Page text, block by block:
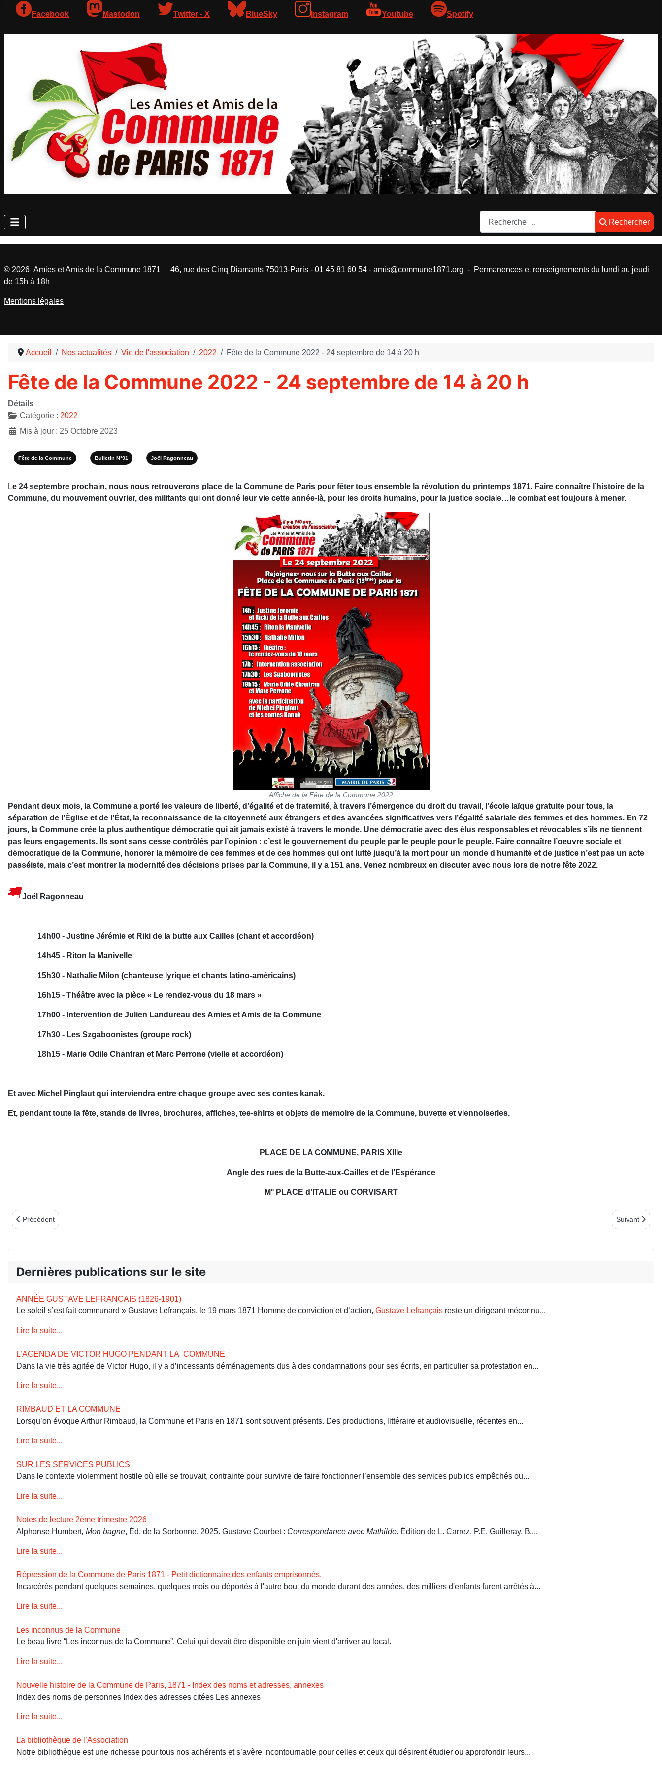
Facebook Mastodon Twitter - X BlueSky Instagram Youtube Spotify
Rechercher
Rechercher
Accueil Nos actualités Vie de l'association 2022 Fête de la Commune 2022 - 24 septembre de 14 à 20 h
Fête de la Commune 2022 - 24 septembre de 14 à 20 h
Détails
Catégorie : 2022
Mis à jour : 25 Octobre 2023
Fête de la Commune Bulletin N°91 Joël Ragonneau
Le 24 septembre prochain, nous nous retrouverons place de la Commune de Paris pour fêter tous ensemble la révolution du printemps 1871. Faire connaître l’histoire de la
Commune, du mouvement ouvrier, des militants qui ont donné leur vie cette année-là, pour les droits humains, pour la justice sociale…le combat est toujours à mener.
Affiche de la Fête de la Commune 2022
Pendant deux mois, la Commune a porté les valeurs de liberté, d’égalité et de fraternité, à travers l’émer­gence du droit du travail, l’école laïque gratuite pour tous, la
séparation de l’Église et de l’État, la reconnaissance de la citoyenneté aux étrangers et des avancées significatives vers l’égalité salariale des femmes et des hommes. En 72
jours, la Commune crée la plus authentique démocratie qui ait jamais existé à travers le monde. Une démocratie avec des élus responsables et révocables s’ils ne tiennent
pas leurs engagements. Ils sont sans cesse contrôlés par l’opinion : c’est le gouvernement du peuple par le peuple pour le peuple. Faire connaître l’oeuvre sociale et
démocratique de la Commune, honorer la mémoire de ces femmes et de ces hommes qui ont lutté jusqu’à la mort pour un monde d’humanité et de justice n’est pas un acte
passéiste, mais c’est montrer la modernité des décisions prises par la Commune, il y a 151 ans. Venez nombreux en discuter avec nous lors de notre fête 2022.
Joël Ragonneau
14h00 - Justine Jérémie et Riki de la butte aux Cailles (chant et accordéon)
14h45 - Riton la Manivelle
15h30 - Nathalie Milon (chanteuse lyrique et chants latino-américains)
16h15 - Théâtre avec la pièce « Le rendez-vous du 18 mars »
17h00 - Intervention de Julien Landureau des Amies et Amis de la Commune
17h30 - Les Szgaboonistes (groupe rock)
18h15 - Marie Odile Chantran et Marc Perrone (vielle et accordéon)
Et avec Michel Pinglaut qui interviendra entre chaque groupe avec ses contes kanak.
Et, pendant toute la fête, stands de livres, brochures, affiches, tee-shirts et objets de mémoire de la Commune, buvette et viennoiseries.
PLACE DE LA COMMUNE, PARIS XIII e
Angle des rues de la Butte-aux-Cailles et de l’Espérance
M° PLACE d’ITALIE ou CORVISART
Article précédent : GARD - FRANCISCO SALVADOR-DANIEL À L’HONNEUR
Précédent Article
Suivant
Dernières publications sur le site
ANNÉE GUSTAVE LEFRANCAIS (1826-1901)
Le soleil s’est fait communard » Gustave Lefrançais, le 19 mars 1871 Homme de conviction et d’action, Gustave Lefrançais reste un dirigeant méconnu...
Lire la suite...
L’AGENDA DE VICTOR HUGO PENDANT LA COMMUNE
Dans la vie très agitée de Victor Hugo, il y a d’incessants déménagements dus à des condamnations pour ses écrits, en particulier sa protestation en...
Lire la suite...
RIMBAUD ET LA COMMUNE
Lorsqu’on évoque Arthur Rimbaud, la Commune et Paris en 1871 sont souvent présents. Des productions, littéraire et audiovisuelle, récentes en...
Lire la suite...
SUR LES SERVICES PUBLICS
Dans le contexte violemment hostile où elle se trouvait, contrainte pour survivre de faire fonctionner l’ensemble des services publics empêchés ou...
Lire la suite...
Notes de lecture 2ème trimestre 2026
Alphonse Humbert, Mon bagne, Éd. de la Sorbonne, 2025. Gustave Courbet : Correspondance avec Mathilde. Édition de L. Carrez, P.E. Guilleray, B....
Lire la suite...
Répression de la Commune de Paris 1871 - Petit dictionnaire des enfants emprisonnés.
Incarcérés pendant quelques semaines, quelques mois ou déportés à l'autre bout du monde durant des années, des milliers d'enfants furent arrêtés à...
Lire la suite...
Les inconnus de la Commune
Le beau livre “Les inconnus de la Commune”, Celui qui devait être disponible en juin vient d'arriver au local.
Lire la suite...
Nouvelle histoire de la Commune de Paris, 1871 - Index des noms et adresses, annexes
Index des noms de personnes Index des adresses citées Les annexes
Lire la suite...
La bibliothèque de l’Association
Notre bibliothèque est une richesse pour tous nos adhérents et s’avère incontournable pour celles et ceux qui désirent étudier ou approfondir leurs...
© 2026 Amies et Amis de la Commune 1871 46, rue des Cinq Diamants 75013-Paris - 01 45 81 60 54 - amis@commune1871.org - Permanences et renseignements du lundi au jeudi
de 15h à 18h
Mentions légales